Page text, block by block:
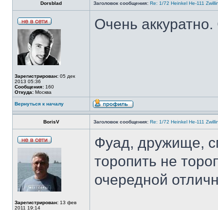
Dorsblad Заголовок сообщения: Re: 1/72 Heinkel He-111
Зарегистрирован: 05 дек
2013 05:36
Сообщения: 160
Откуда: Москва
Очень
Вернуться к началу
BorisV Заголовок сообщения: Re: 1/72 Heinkel He-111
Зарегистрирован: 13 фев
2011 19:14
Фуад, дружище,
торопить не
очередной